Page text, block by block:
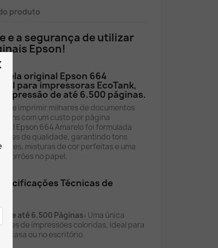
produto
e a segurança de utilizar
Epson!
original Epson 664
ml para impressoras EcoTank,
impressão de até 6.500 páginas.
imprimir milhares de documentos
com um custo por página
Epson 664 Amarelo foi formulada
de qualidade, garantindo tons
misturas de cor perfeitas e uma
borrões no papel.
Técnicas de
de até 6.500 Páginas: Uma única
de impressões coloridas, ideal para
casa ou no escritório.